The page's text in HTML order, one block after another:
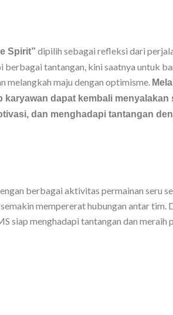
Spirit” dipilih sebagai refleksi dari
berbagai tantangan, kini saatnya untuk
melangkah maju dengan optimisme.
karyawan dapat kembali menyalakan
dan menghadapi tantangan
berbagai aktivitas permainan seru
mempererat hubungan antar tim.
siap menghadapi tantangan dan meraih